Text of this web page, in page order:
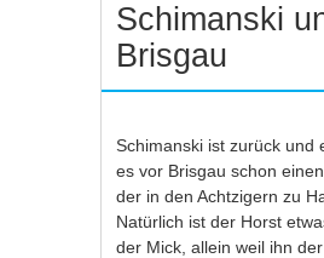
Schimanski
Brisgau
Schimanski ist zurück und
es vor Brisgau schon
der in den Achtzigern zu
Natürlich ist der Horst
der Mick, allein weil ihn